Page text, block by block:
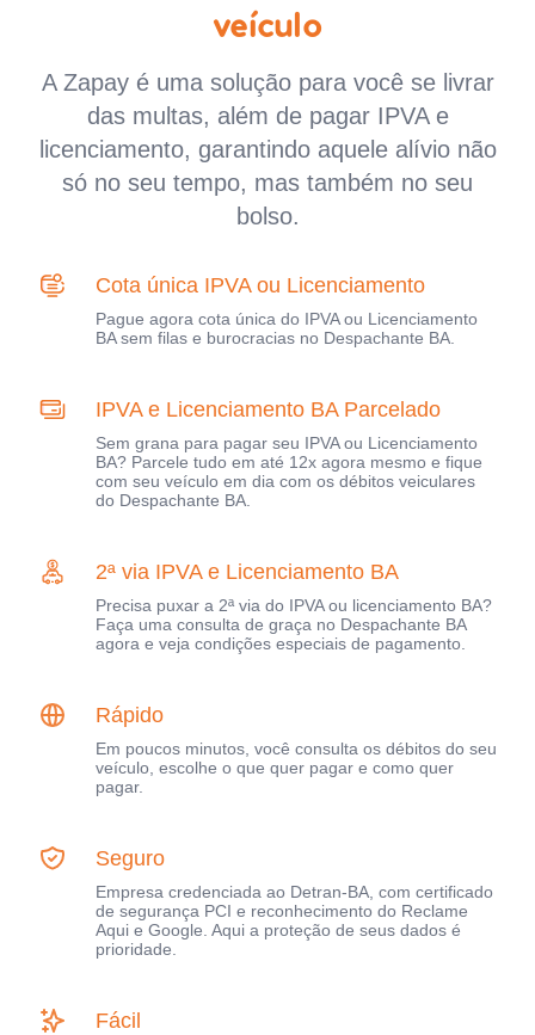
veículo
A Zapay é uma solução para você se livrar
das multas, além de pagar IPVA e
licenciamento, garantindo aquele alívio não
só no seu tempo, mas também no seu
bolso.
Cota única IPVA ou Licenciamento
Pague agora cota única do IPVA ou Licenciamento
BA sem filas e burocracias no Despachante BA.
IPVA e Licenciamento BA Parcelado
Sem grana para pagar seu IPVA ou Licenciamento
BA? Parcele tudo em até 12x agora mesmo e fique
com seu veículo em dia com os débitos veiculares
do Despachante BA.
2ª via IPVA e Licenciamento BA
Precisa puxar a 2ª via do IPVA ou licenciamento BA?
Faça uma consulta de graça no Despachante BA
agora e veja condições especiais de pagamento.
Rápido
Em poucos minutos, você consulta os débitos do seu
veículo, escolhe o que quer pagar e como quer
pagar.
Seguro
Empresa credenciada ao Detran-BA, com certificado
de segurança PCI e reconhecimento do Reclame
Aqui e Google. Aqui a proteção de seus dados é
prioridade.
Fácil